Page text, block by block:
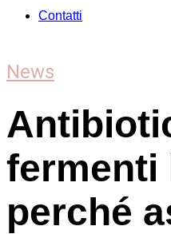
Contatti
News
fermenti
perché